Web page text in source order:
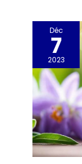
Déc
7
2023